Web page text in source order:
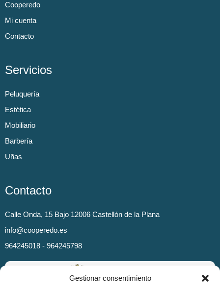
Gestionar consentimiento
Cooperedo
Mi cuenta
Contacto
Servicios
Peluquería
Estética
Mobiliario
Barbería
Uñas
Contacto
Calle Onda, 15 Bajo 12006 Castellón de la Plana
info@cooperedo.es
964245018 - 964245798